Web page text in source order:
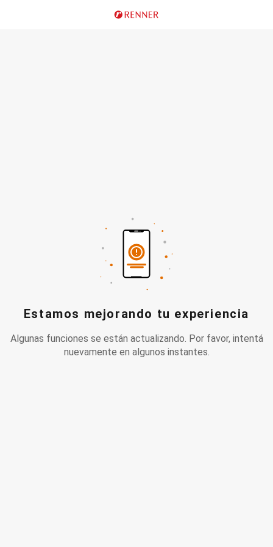
Estamos mejorando tu experiencia
Algunas funciones se están actualizando. Por favor, intentá
nuevamente en algunos instantes.